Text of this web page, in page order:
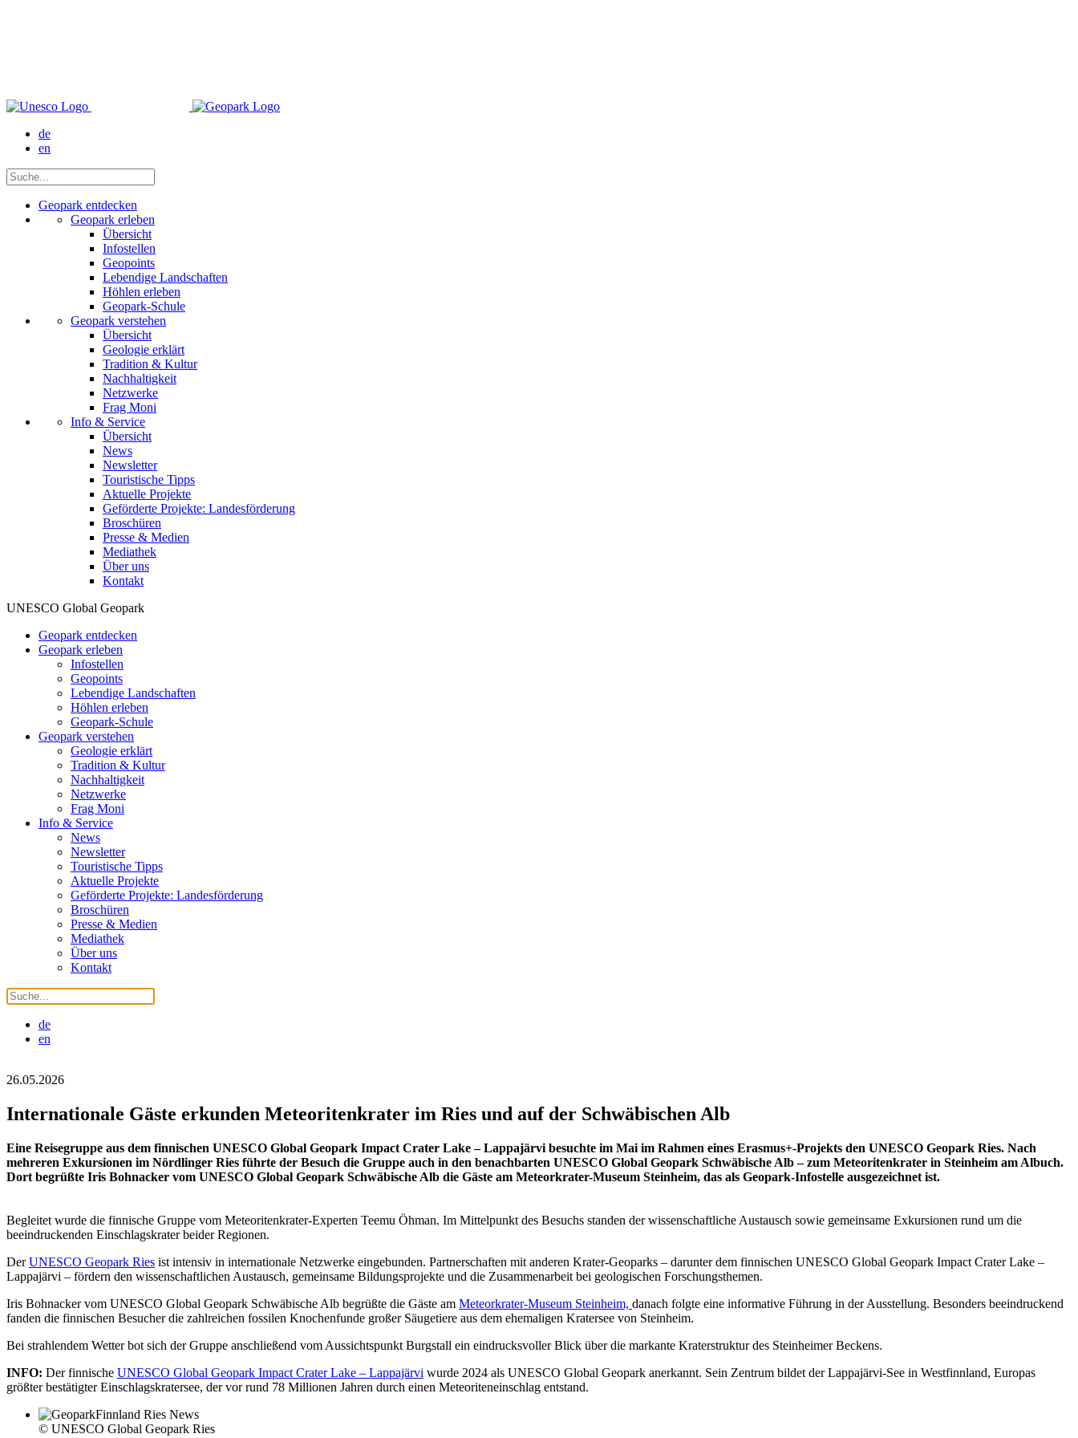
de
en
Geopark entdecken
Geopark erleben
Übersicht
Infostellen
Geopoints
Lebendige Landschaften
Höhlen erleben
Geopark-Schule
Geopark verstehen
Übersicht
Geologie erklärt
Tradition & Kultur
Nachhaltigkeit
Netzwerke
Frag Moni
Info & Service
Übersicht
News
Newsletter
Touristische Tipps
Aktuelle Projekte
Geförderte Projekte: Landesförderung
Broschüren
Presse & Medien
Mediathek
Über uns
Kontakt
UNESCO Global Geopark
Geopark entdecken
Geopark erleben
Infostellen
Geopoints
Lebendige Landschaften
Höhlen erleben
Geopark-Schule
Geopark verstehen
Geologie erklärt
Tradition & Kultur
Nachhaltigkeit
Netzwerke
Frag Moni
Info & Service
News
Newsletter
Touristische Tipps
Aktuelle Projekte
Geförderte Projekte: Landesförderung
Broschüren
Presse & Medien
Mediathek
Über uns
Kontakt
de
en
26.05.2026
Internationale Gäste erkunden Meteoritenkrater im Ries und auf der Schwäbischen Alb
Eine Reisegruppe aus dem finnischen UNESCO Global Geopark Impact Crater Lake – Lappajärvi besuchte im Mai im Rahmen eines Erasmus+-Projekts den UNESCO Geopark Ries. Nach
mehreren Exkursionen im Nördlinger Ries führte der Besuch die Gruppe auch in den benachbarten UNESCO Global Geopark Schwäbische Alb – zum Meteoritenkrater in Steinheim am Albuch.
Dort begrüßte Iris Bohnacker vom UNESCO Global Geopark Schwäbische Alb die Gäste am Meteorkrater-Museum Steinheim, das als Geopark-Infostelle ausgezeichnet ist.
Begleitet wurde die finnische Gruppe vom Meteoritenkrater-Experten Teemu Öhman. Im Mittelpunkt des Besuchs standen der wissenschaftliche Austausch sowie gemeinsame Exkursionen rund um die
beeindruckenden Einschlagskrater beider Regionen.
DerUNESCO Geopark Ries ist intensiv in internationale Netzwerke eingebunden. Partnerschaften mit anderen Krater-Geoparks – darunter dem finnischen UNESCO Global Geopark Impact Crater Lake –
Lappajärvi – fördern den wissenschaftlichen Austausch, gemeinsame Bildungsprojekte und die Zusammenarbeit bei geologischen Forschungsthemen.
Iris Bohnacker vom UNESCO Global Geopark Schwäbische Alb begrüßte die Gäste am Meteorkrater-Museum Steinheim, danach folgte eine informative Führung in der Ausstellung. Besonders beeindruckend
fanden die finnischen Besucher die zahlreichen fossilen Knochenfunde großer Säugetiere aus dem ehemaligen Kratersee von Steinheim.
Bei strahlendem Wetter bot sich der Gruppe anschließend vom Aussichtspunkt Burgstall ein eindrucksvoller Blick über die markante Kraterstruktur des Steinheimer Beckens.
INFO: Der finnische UNESCO Global Geopark Impact Crater Lake – Lappajärvi wurde 2024 als UNESCO Global Geopark anerkannt. Sein Zentrum bildet der Lappajärvi-See in Westfinnland, Europas
größter bestätigter Einschlagskratersee, der vor rund 78 Millionen Jahren durch einen Meteoriteneinschlag entstand.
© UNESCO Global Geopark Ries